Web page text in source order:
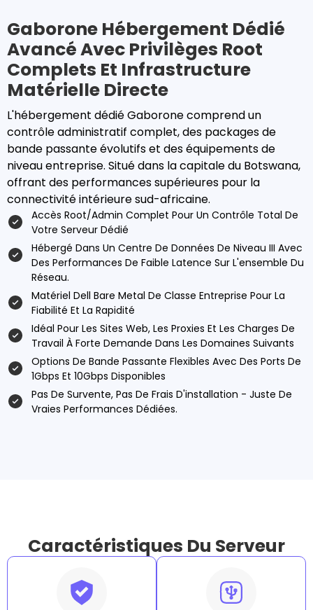
Gaborone Hébergement Dédié
Avancé Avec Privilèges Root
Complets Et Infrastructure
Matérielle Directe
L'hébergement dédié Gaborone comprend un
contrôle administratif complet, des packages de
bande passante évolutifs et des équipements de
niveau entreprise. Situé dans la capitale du Botswana,
offrant des performances supérieures pour la
connectivité intérieure sud-africaine.
Accès Root/admin Complet Pour Un Contrôle Total De
Votre Serveur Dédié
Hébergé Dans Un Centre De Données De Niveau III Avec
Des Performances De Faible Latence Sur L'ensemble Du
Réseau.
Matériel Dell Bare Metal De Classe Entreprise Pour La
Fiabilité Et La Rapidité
Idéal Pour Les Sites Web, Les Proxies Et Les Charges De
Travail À Forte Demande Dans Les Domaines Suivants
Options De Bande Passante Flexibles Avec Des Ports De
1Gbps Et 10Gbps Disponibles
Pas De Survente, Pas De Frais D'installation - Juste De
Vraies Performances Dédiées.
Caractéristiques Du Serveur